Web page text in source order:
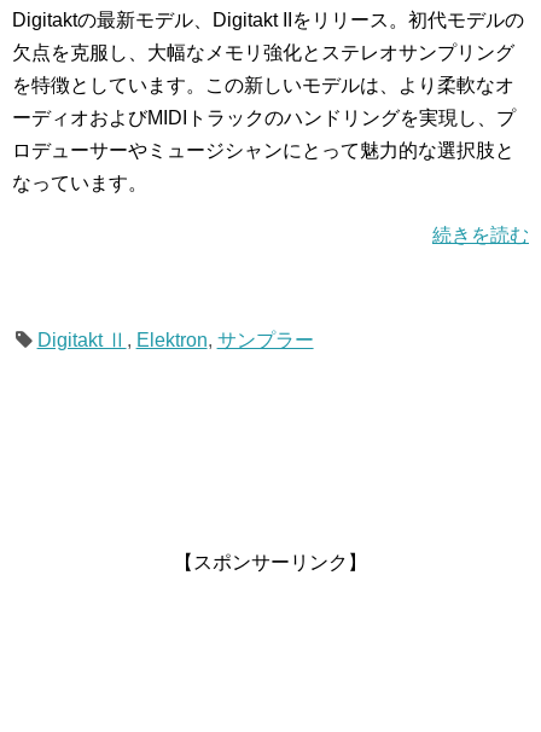
Digitaktの最新モデル、Digitakt IIをリリース。初代モデルの
欠点を克服し、大幅なメモリ強化とステレオサンプリング
を特徴としています。この新しいモデルは、より柔軟なオ
ーディオおよびMIDIトラックのハンドリングを実現し、プ
ロデューサーやミュージシャンにとって魅力的な選択肢と
なっています。
続きを読む
Digitakt Ⅱ , Elektron, サンプラー
【スポンサーリンク】